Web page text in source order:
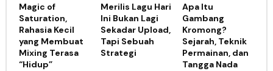
Magic of
Saturation,
Rahasia Kecil
yang Membuat
Mixing Terasa
“Hidup”
Merilis Lagu Hari
Ini Bukan Lagi
Sekadar Upload,
Tapi Sebuah
Strategi
Apa Itu
Gambang
Kromong?
Sejarah, Teknik
Permainan, dan
Tangga Nada